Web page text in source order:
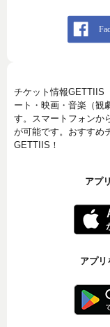
チケット情報GETTIIS
ート・映画・音楽（観
す。スマートフォンか
が可能です。おすすめ
GETTIIS！
アプ
アプ